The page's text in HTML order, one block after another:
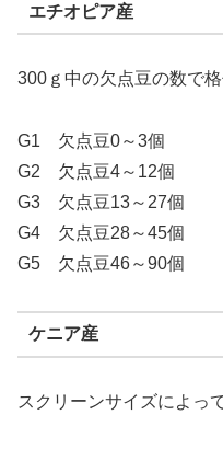
エチオピア産
300ｇ中の欠点豆の数で
G1 欠点豆0～3個
G2 欠点豆4～12個
G3 欠点豆13～27個
G4 欠点豆28～45個
G5 欠点豆46～90個
ケニア産
スクリーンサイズによっ